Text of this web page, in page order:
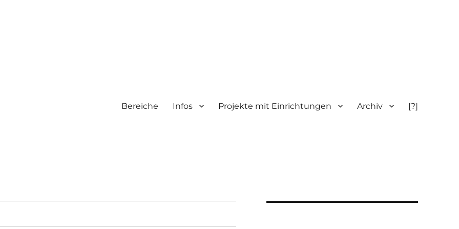
Bereiche Infos Projekte mit Einrichtungen Archiv [?]